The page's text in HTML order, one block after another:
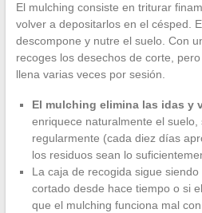
El mulching consiste en triturar
volver a depositarlos en el césped.
descompone y nutre el suelo. Con
recoges los desechos de corte,
llena varias veces por sesión.
El mulching elimina las idas y
enriquece naturalmente el
regularmente (cada diez días
los residuos sean lo
La caja de recogida sigue
cortado desde hace tiempo o si
que el mulching funciona mal